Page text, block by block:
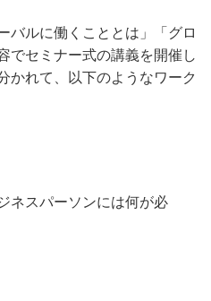
バルに働くこととは」「グロ
でセミナー式の講義を開催し
かれて、以下のようなワーク
ネスパーソンには何が必